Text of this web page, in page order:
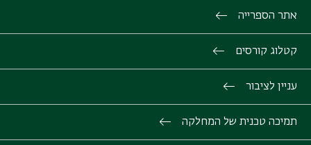
אתר הספרייה
קטלוג קורסים
עניין לציבור
תמיכה טכנית של המחלקה